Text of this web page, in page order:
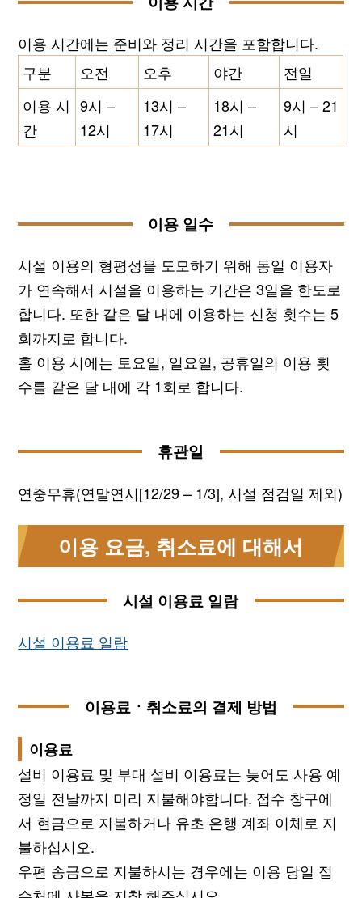
이용 시간에는 준비와 정리 시간을 포함합니다.
구분
오전 오후 야간
전일
이용 시
간
9시 –
12시
13시 –
17시
18시 –
21시
9시 – 21
시
이용 일수
시설 이용의 형평성을 도모하기 위해 동일 이용자
가 연속해서 시설을 이용하는 기간은 3일을 한도로
합니다. 또한 같은 달 내에 이용하는 신청 횟수는 5
회까지로 합니다.
홀 이용 시에는 토요일, 일요일, 공휴일의 이용 횟
수를 같은 달 내에 각 1회로 합니다.
휴관일
연중무휴(연말연시[12/29 – 1/3], 시설 점검일 제외)
이용 요금, 취소료에 대해서
시설 이용료 일람
시설 이용료 일람
이용료ㆍ취소료의 결제 방법
이용료
설비 이용료 및 부대 설비 이용료는 늦어도 사용 예
정일 전날까지 미리 지불해야합니다. 접수 창구에
서 현금으로 지불하거나 유초 은행 계좌 이체로 지
불하십시오.
우편 송금으로 지불하시는 경우에는 이용 당일 접